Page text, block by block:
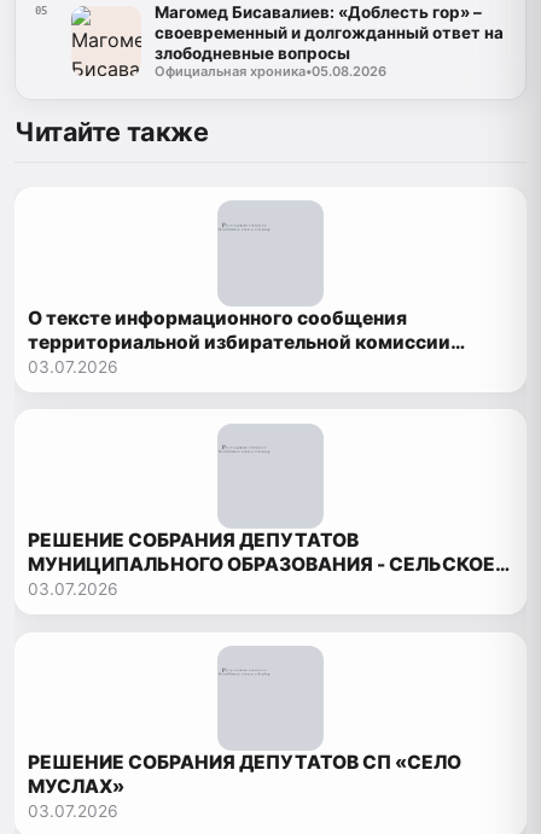
05
Магомед Бисавалиев: «Доблесть гор» –
своевременный и долгожданный ответ на
злободневные вопросы
Официальная хроника•05.08.2026
Читайте также
О тексте информационного сообщения
территориальной избирательной комиссии
Рутульского района о приеме документов
03.07.2026
РЕШЕНИЕ СОБРАНИЯ ДЕПУТАТОВ
МУНИЦИПАЛЬНОГО ОБРАЗОВАНИЯ - СЕЛЬСКОЕ
ПОСЕЛЕНИЕ «СЕЛЬСОВЕТ БОРЧСКИЙ»
03.07.2026
РЕШЕНИЕ СОБРАНИЯ ДЕПУТАТОВ СП «СЕЛО
МУСЛАХ»
03.07.2026